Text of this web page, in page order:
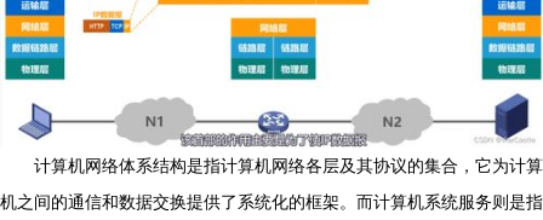
计算机网络体系结构是指计算机网络各层及其协议的集合，它为计算
机之间的通信和数据交换提供了系统化的框架。而计算机系统服务则是指